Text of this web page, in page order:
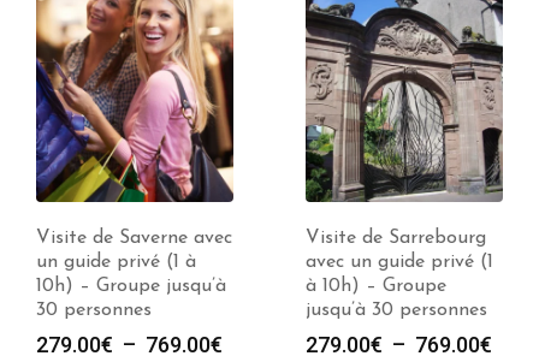
Visite de Saverne avec
un guide privé (1 à
10h) – Groupe jusqu’à
30 personnes
279.00€ – 769.00€
Visite de Sarrebourg
avec un guide privé (1
à 10h) – Groupe
jusqu’à 30 personnes
279.00€ – 769.00€